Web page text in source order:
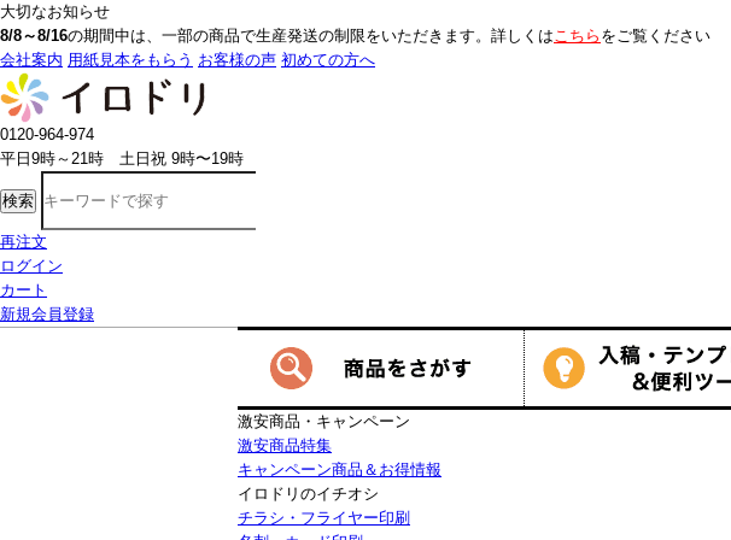
大切なお知らせ
8/8～8/16の期間中は、一部の商品で生産発送の制限をいただきます。詳しくはこちら をご覧ください
会社案内 用紙見本をもらう お客様の声 初めての方へ
0120-964-974
平日9時～21時 土日祝 9時〜19時
検索
再注文
ログイン
カート
新規会員登録
激安商品・キャンペーン
激安商品特集
キャンペーン商品＆お得情報
イロドリのイチオシ
チラシ・フライヤー印刷